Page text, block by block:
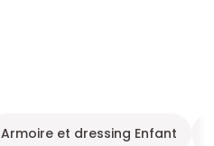
Armoire et dressing Enfant